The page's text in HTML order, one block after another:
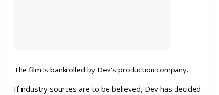
The film is bankrolled by Dev’s production company.
If industry sources are to be believed, Dev has decided